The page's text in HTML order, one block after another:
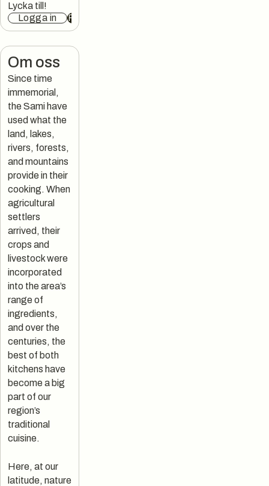
Lycka till!
Logga in
Registrera
Om oss
Since time
immemorial,
the Sami have
used what the
land, lakes,
rivers, forests,
and mountains
provide in their
cooking. When
agricultural
settlers
arrived, their
crops and
livestock were
incorporated
into the area’s
range of
ingredients,
and over the
centuries, the
best of both
kitchens have
become a big
part of our
region’s
traditional
cuisine.
Here, at our
latitude, nature